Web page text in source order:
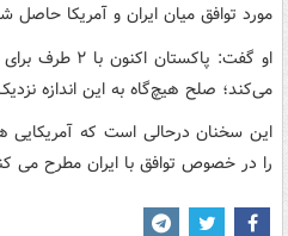
مورد توافق میان ایران و آمریکا
او گفت:
می‌کند؛ صلح هیچ‌گاه به این اندازه
این سخنان درحالی است که آمریکایی
را در خصوص توافق با ایران مطرح می